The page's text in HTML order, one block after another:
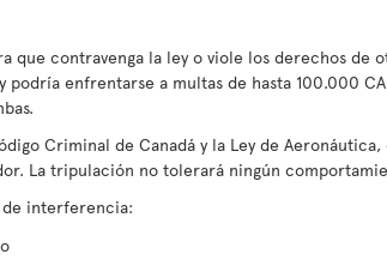
que contravenga la ley o viole los derechos de
podría enfrentarse a multas de hasta 100.000
Criminal de Canadá y la Ley de
La tripulación no tolerará ningún
de interferencia: